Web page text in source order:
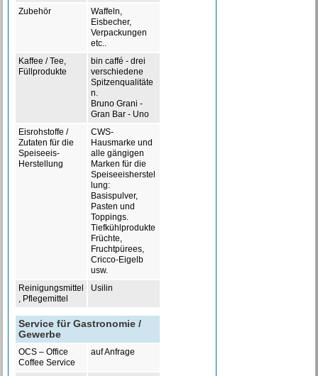
Zubehör
Waffeln,
Eisbecher,
Verpackungen
etc..
Kaffee / Tee,
Füllprodukte
bin caffé - drei
verschiedene
Spitzenqualitäte
n.
Bruno Grani -
Gran Bar - Uno
Eisrohstoffe /
Zutaten für die
Speiseeis-
Herstellung
CWS-
Hausmarke und
alle gängigen
Marken für die
Speiseeisherstel
lung:
Basispulver,
Pasten und
Toppings.
Tiefkühlprodukte
Früchte,
Fruchtpürees,
Cricco-Eigelb
usw.
Reinigungsmittel
, Pflegemittel
Usilin
Service für Gastronomie /
Gewerbe
OCS – Office
Coffee Service
auf Anfrage